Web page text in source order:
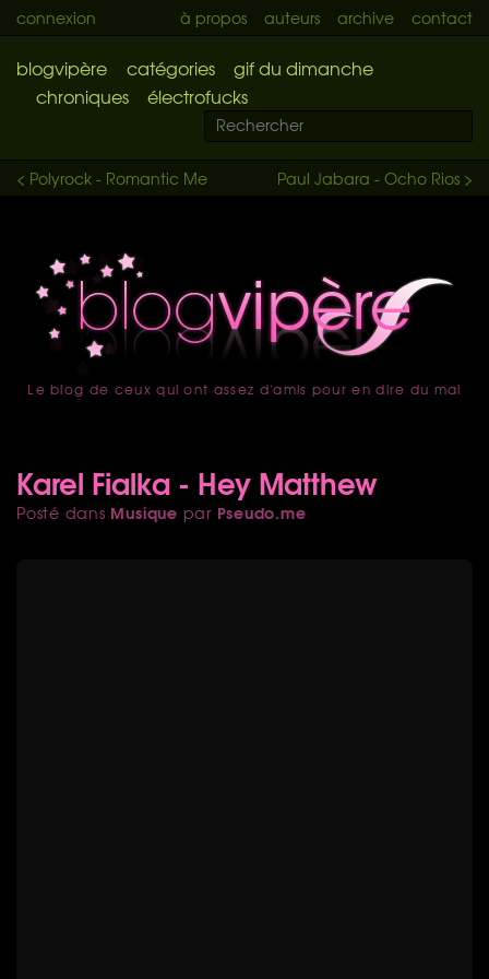
connexion à propos auteurs archive contact
blogvipère catégories
gif du dimanche
chroniques
électrofucks
Paul Jabara - Ocho Rios >
< Polyrock - Romantic Me
accueil
Le blog de ceux qui ont assez d'amis pour en dire du mal
Karel Fialka - Hey Matthew
Posté dans Musique par Pseudo.me